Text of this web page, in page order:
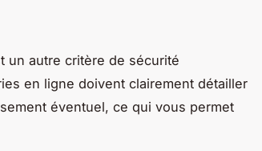
un autre critère de sécurité
en ligne doivent clairement détailler
éventuel, ce qui vous permet